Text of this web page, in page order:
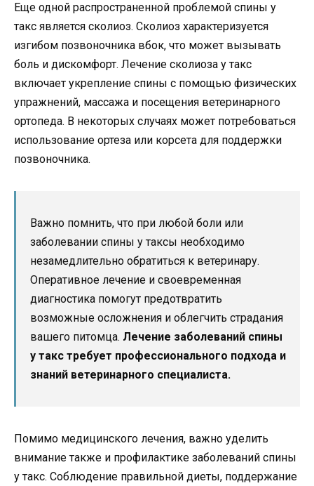
Еще одной распространенной проблемой спины у
такс является сколиоз. Сколиоз характеризуется
изгибом позвоночника вбок, что может вызывать
боль и дискомфорт. Лечение сколиоза у такс
включает укрепление спины с помощью физических
упражнений, массажа и посещения ветеринарного
ортопеда. В некоторых случаях может потребоваться
использование ортеза или корсета для поддержки
позвоночника.
Важно помнить, что при любой боли или
заболевании спины у таксы необходимо
незамедлительно обратиться к ветеринару.
Оперативное лечение и своевременная
диагностика помогут предотвратить
возможные осложнения и облегчить страдания
вашего питомца. Лечение заболеваний спины
у такс требует профессионального подхода и
знаний ветеринарного специалиста.
Помимо медицинского лечения, важно уделить
внимание также и профилактике заболеваний спины
у такс. Соблюдение правильной диеты, поддержание